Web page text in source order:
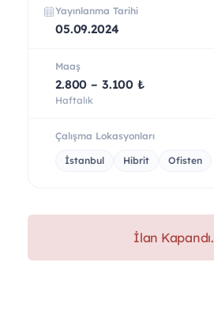
Yayınlanma Tarihi
05.09.2024
Maaş
2.800 – 3.100 ₺
Haftalık
Çalışma Lokasyonları
İstanbul Hibrit Ofisten
İlan Kapandı.